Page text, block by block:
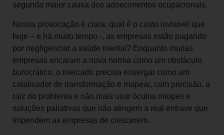
segunda maior causa dos adoecimentos ocupacionais.
Nossa provocação é clara: qual é o custo invisível que
hoje – e há muito tempo -, as empresas estão pagando
por negligenciar a saúde mental? Enquanto muitas
empresas encaram a nova norma como um obstáculo
burocrático, o mercado precisa enxergar como um
catalisador de transformação e mapear, com precisão, a
raiz do problema e não mais usar óculos míopes e
soluções paliativas que não atingem a real entrave que
impendem as empresas de crescerem.